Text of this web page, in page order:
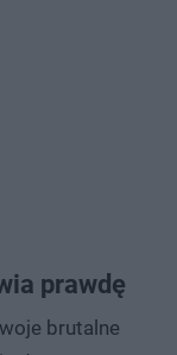
prawdę
brutalne